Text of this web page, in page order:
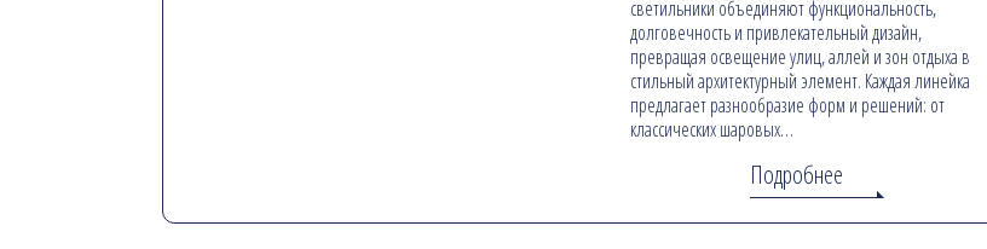
светильники объединяют функциональность,
долговечность и привлекательный дизайн,
превращая освещение улиц, аллей и зон отдыха в
стильный архитектурный элемент. Каждая линейка
предлагает разнообразие форм и решений: от
классических шаровых…
Подробнее